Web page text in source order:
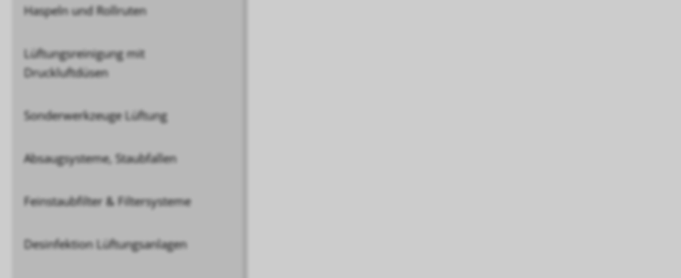
Haspeln und Rollruten
Lüftungsreinigung mit
Druckluftdüsen
Sonderwerkzeuge Lüftung
Absaugsysteme, Staubfallen
Feinstaubfilter & Filtersysteme
Desinfektion Lüftungsanlagen